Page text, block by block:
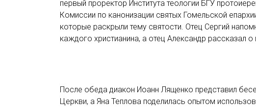
первый проректор Института теологии БГУ
Комиссии по канонизации святых Гомельской
которые раскрыли тему святости. Отец Сергий
каждого христианина, а отец Александр рассказал
После обеда диакон Иоанн Лященко представил
Церкви, а Яна Теплова поделилась опытом